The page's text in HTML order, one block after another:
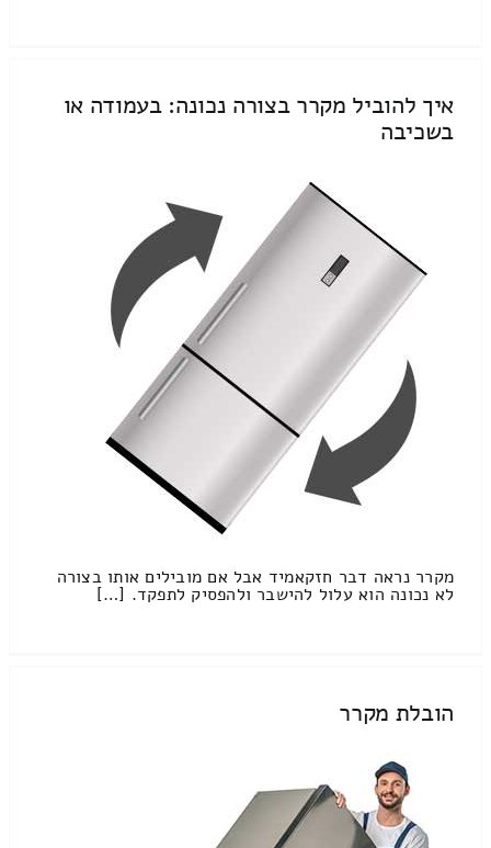
איך להוביל מקרר בצורה נכונה: בעמודה או
בשכיבה
מקרר נראה דבר חזקאמיד אבל אם מובילים אותו בצורה
לא נכונה הוא עלול להישבר ולהפסיק לתפקד. […]
הובלת מקרר